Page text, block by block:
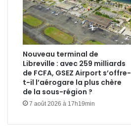
Nouveau terminal de
Libreville : avec 259 milliards
de FCFA, GSEZ Airport s’offre-
t-il l’aérogare la plus chère
de la sous-région ?
7 août 2026 à 17h19min